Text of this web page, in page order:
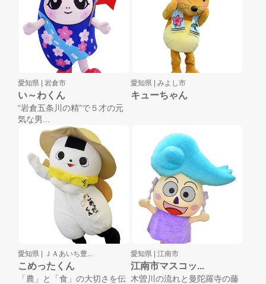
愛知県 | 岩倉市
い～わくん
“岩倉五条川の精”で５才の元
気な男...
愛知県 | みよし市
キューちゃん
愛知県 | ＪＡあいち豊...
こめったくん
「農」と「食」の大切さを伝
愛知県 | 江南市
江南市マスコッ...
木曽川の流れと曼陀羅寺の藤